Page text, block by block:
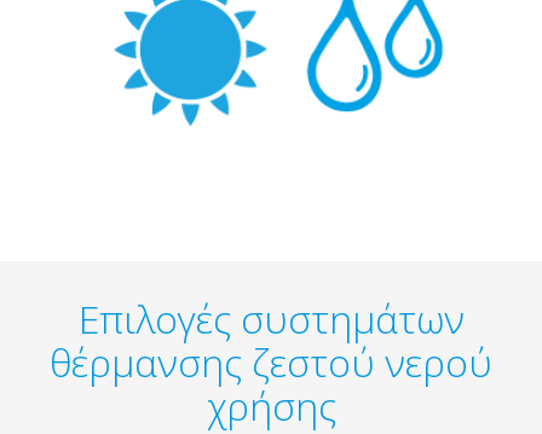
Επιλογές συστημάτων
θέρμανσης ζεστού νερού
χρήσης